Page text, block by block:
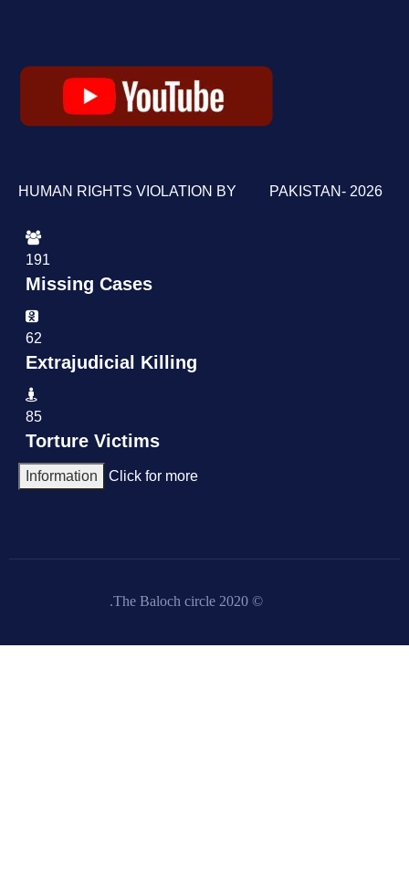
HUMAN RIGHTS VIOLATION BY PAKISTAN- 2026
191
Missing Cases
62
Extrajudicial Killing
85
Torture Victims
Click for more
Information
© 2020 The Baloch circle.